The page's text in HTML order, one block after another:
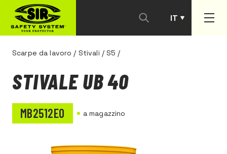
IT
PT
Scarpe da lavoro / Stivali / S5 /
STIVALE UB 40
MB2512E0 a magazzino